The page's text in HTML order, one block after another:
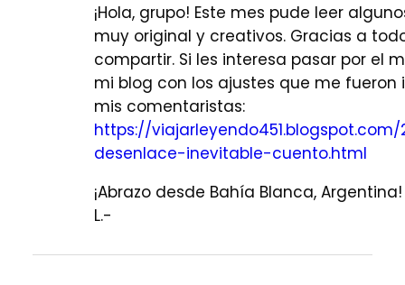
¡Hola, grupo! Este mes pude leer
muy original y creativos. Gracias a
compartir. Si les interesa pasar por el
mi blog con los ajustes que me fueron
mis comentaristas:
https://
desenlace-inevitable-cuento.html
¡Abrazo desde Bahía Blanca, Argentina!
L.-